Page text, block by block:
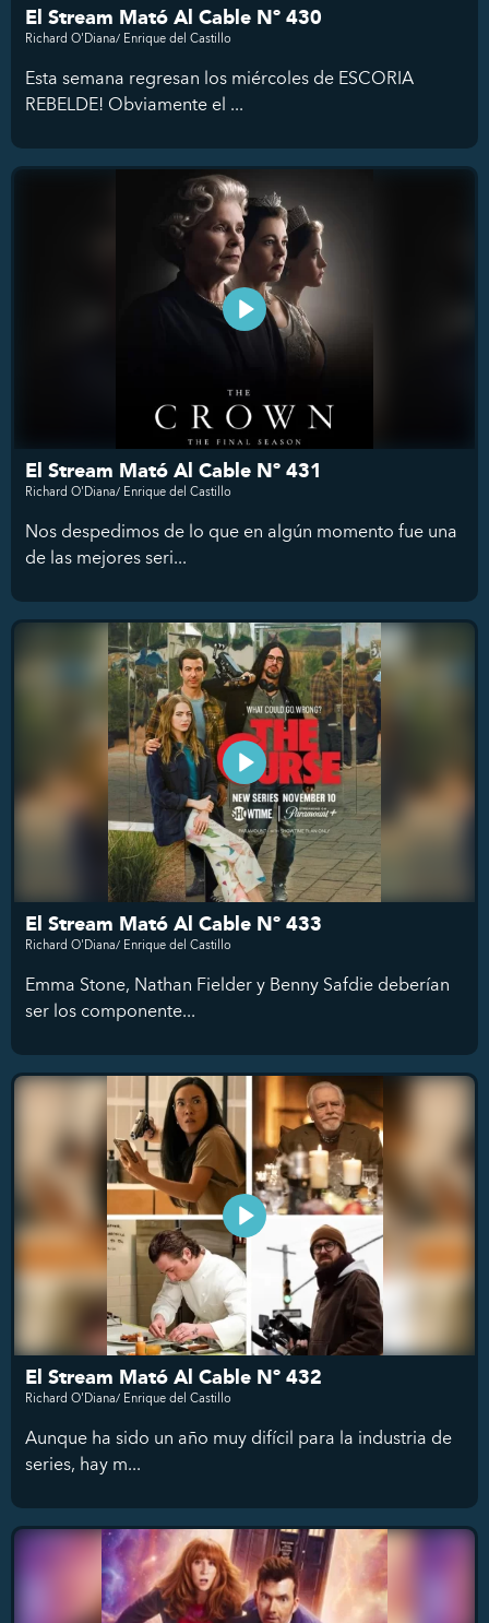
El Stream Mató Al Cable Nº 430
Richard O'Diana/ Enrique del Castillo
Esta semana regresan los miércoles de ESCORIA
REBELDE! Obviamente el ...
El Stream Mató Al Cable Nº 431
Richard O'Diana/ Enrique del Castillo
Nos despedimos de lo que en algún momento fue una
de las mejores seri...
El Stream Mató Al Cable Nº 433
Richard O'Diana/ Enrique del Castillo
Emma Stone, Nathan Fielder y Benny Safdie deberían
ser los componente...
El Stream Mató Al Cable Nº 432
Richard O'Diana/ Enrique del Castillo
Aunque ha sido un año muy difícil para la industria de
series, hay m...